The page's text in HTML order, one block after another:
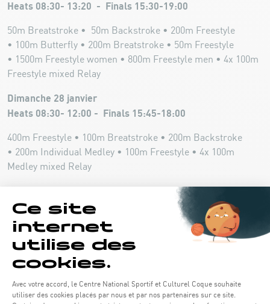
Heats 08:30- 13:20 - Finals 15:30-19:00
50m Breatstroke • 50m Backstroke • 200m Freestyle
• 100m Butterfly • 200m Breatstroke • 50m Freestyle
• 1500m Freestyle women • 800m Freestyle men • 4x 100m
Freestyle mixed Relay
Dimanche 28 janvier
Heats 08:30- 12:00 - Finals 15:45-18:00
400m Freestyle • 100m Breatstroke • 200m Backstroke
• 200m Individual Medley • 100m Freestyle • 4x 100m
Medley mixed Relay